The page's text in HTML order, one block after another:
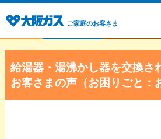
ご家庭のお客さま
給湯器・湯沸かし器を交換さ
お客さまの声（お困りごと：